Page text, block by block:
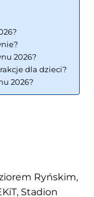
2026?
dla dzieci?
2026?
Ryńskim,
Stadion